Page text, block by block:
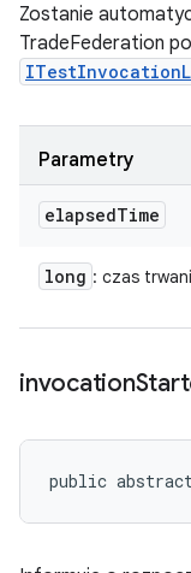
Zostanie
TradeFederation
Parametry
elapsedTime
long : czas
invocation
public